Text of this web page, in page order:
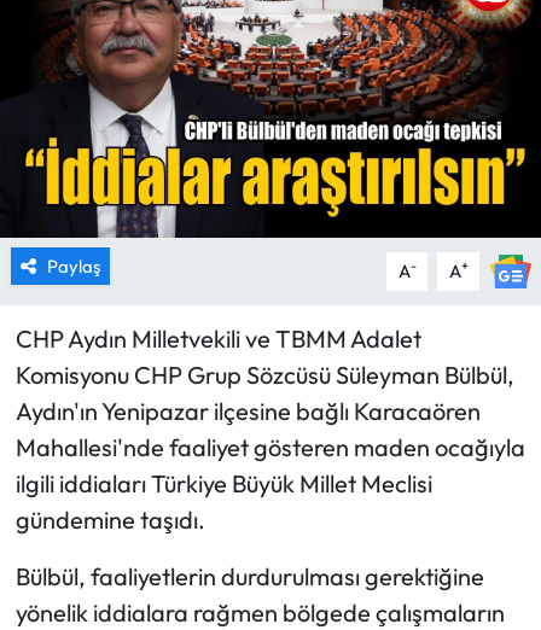
Paylaş A- A+
CHP Aydın Milletvekili ve TBMM Adalet
Komisyonu CHP Grup Sözcüsü Süleyman Bülbül,
Aydın'ın Yenipazar ilçesine bağlı Karacaören
Mahallesi'nde faaliyet gösteren maden ocağıyla
ilgili iddiaları Türkiye Büyük Millet Meclisi
gündemine taşıdı.
Bülbül, faaliyetlerin durdurulması gerektiğine
yönelik iddialara rağmen bölgede çalışmaların
YAŞAM
RESMİ İLANLAR
HABER İLAN